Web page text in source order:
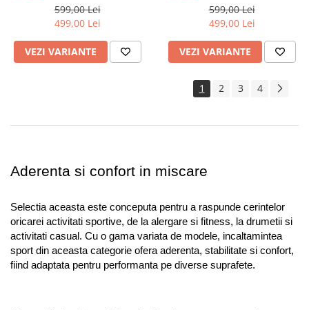
599,00 Lei
499,00 Lei
VEZI VARIANTE
599,00 Lei
499,00 Lei
VEZI VARIANTE
1 2 3 4
Aderenta si confort in miscare
Selectia aceasta este conceputa pentru a raspunde cerintelor
oricarei activitati sportive, de la alergare si fitness, la drumetii si
activitati casual. Cu o gama variata de modele, incaltamintea
sport din aceasta categorie ofera aderenta, stabilitate si confort,
fiind adaptata pentru performanta pe diverse suprafete.